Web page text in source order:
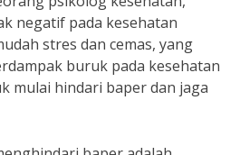
negatif pada kesehatan
stres dan cemas, yang
buruk pada kesehatan
mulai hindari baper dan jaga